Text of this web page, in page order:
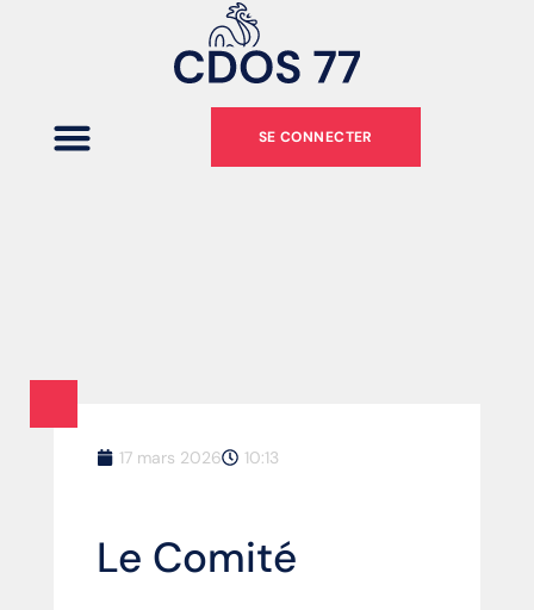
SE CONNECTER
17 mars 2026 10:13
Le Comité